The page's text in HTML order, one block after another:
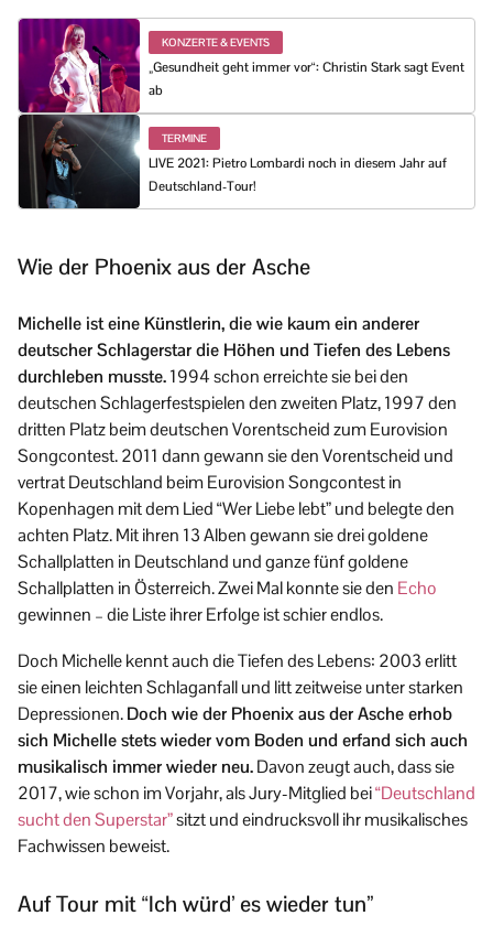
KONZERTE & EVENTS
„Gesundheit geht immer vor“: Christin Stark sagt Event
ab
TERMINE
LIVE 2021: Pietro Lombardi noch in diesem Jahr auf
Deutschland-Tour!
Wie der Phoenix aus der Asche
Michelle ist eine Künstlerin, die wie kaum ein anderer
deutscher Schlagerstar die Höhen und Tiefen des Lebens
durchleben musste.1994 schon erreichte sie bei den
deutschen Schlagerfestspielen den zweiten Platz, 1997 den
dritten Platz beim deutschen Vorentscheid zum Eurovision
Songcontest. 2011 dann gewann sie den Vorentscheid und
vertrat Deutschland beim Eurovision Songcontest in
Kopenhagen mit dem Lied “Wer Liebe lebt” und belegte den
achten Platz. Mit ihren 13 Alben gewann sie drei goldene
Schallplatten in Deutschland und ganze fünf goldene
Schallplatten in Österreich. Zwei Mal konnte sie den Echo
gewinnen – die Liste ihrer Erfolge ist schier endlos.
Doch Michelle kennt auch die Tiefen des Lebens: 2003 erlitt
sie einen leichten Schlaganfall und litt zeitweise unter starken
Depressionen.Doch wie der Phoenix aus der Asche erhob
sich Michelle stets wieder vom Boden und erfand sich auch
musikalisch immer wieder neu.Davon zeugt auch, dass sie
2017, wie schon im Vorjahr, als Jury-Mitglied bei“Deutschland
sucht den Superstar”sitzt und eindrucksvoll ihr musikalisches
Fachwissen beweist.
Auf Tour mit “Ich würd’ es wieder tun”